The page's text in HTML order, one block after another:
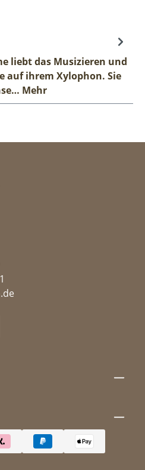
liebt das Musizieren und
auf ihrem Xylophon. Sie
Mehr